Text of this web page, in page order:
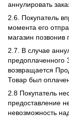
аннулировать
2.6. Покупатель
момента его
магазин позвонив
2.7. В случае
предоплаченного
возвращается
Товар был
2.8 Покупатель
предоставление
невозможность